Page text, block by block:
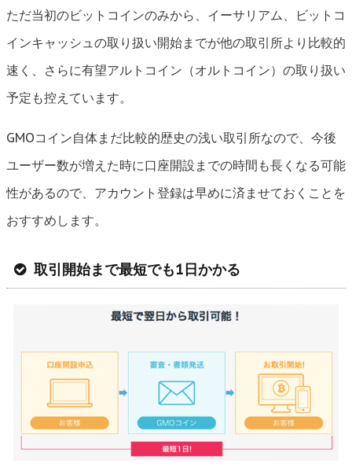
ただ当初のビットコインのみから、イーサリアム、ビットコ
インキャッシュの取り扱い開始までが他の取引所より比較的
速く、さらに有望アルトコイン（オルトコイン）の取り扱い
予定も控えています。
GMOコイン自体まだ比較的歴史の浅い取引所なので、今後
ユーザー数が増えた時に口座開設までの時間も長くなる可能
性があるので、アカウント登録は早めに済ませておくことを
おすすめします。
取引開始まで最短でも1日かかる